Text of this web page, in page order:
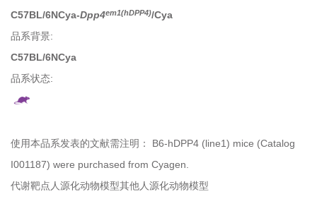
C57BL/6NCya-Dpp4em1(hDPP4)/Cya
品系背景:
C57BL/6NCya
品系状态:
使用本品系发表的文献需注明： B6-hDPP4 (line1) mice (Catalog
I001187) were purchased from Cyagen.
代谢靶点人源化动物模型其他人源化动物模型